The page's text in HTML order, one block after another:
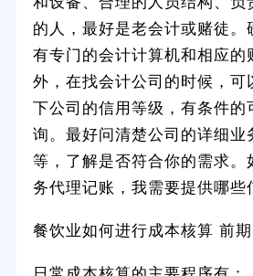
的人，最好是老会计或赌徒。
有专门的会计计算机和相应的
外，在找会计公司的时候，可
下公司的信用等级，有条件的
询。最好问清楚公司的详细业
等，了解是否符合你的需求。
务代理记账，我需要提供哪些
餐饮业如何进行成本核算 前期